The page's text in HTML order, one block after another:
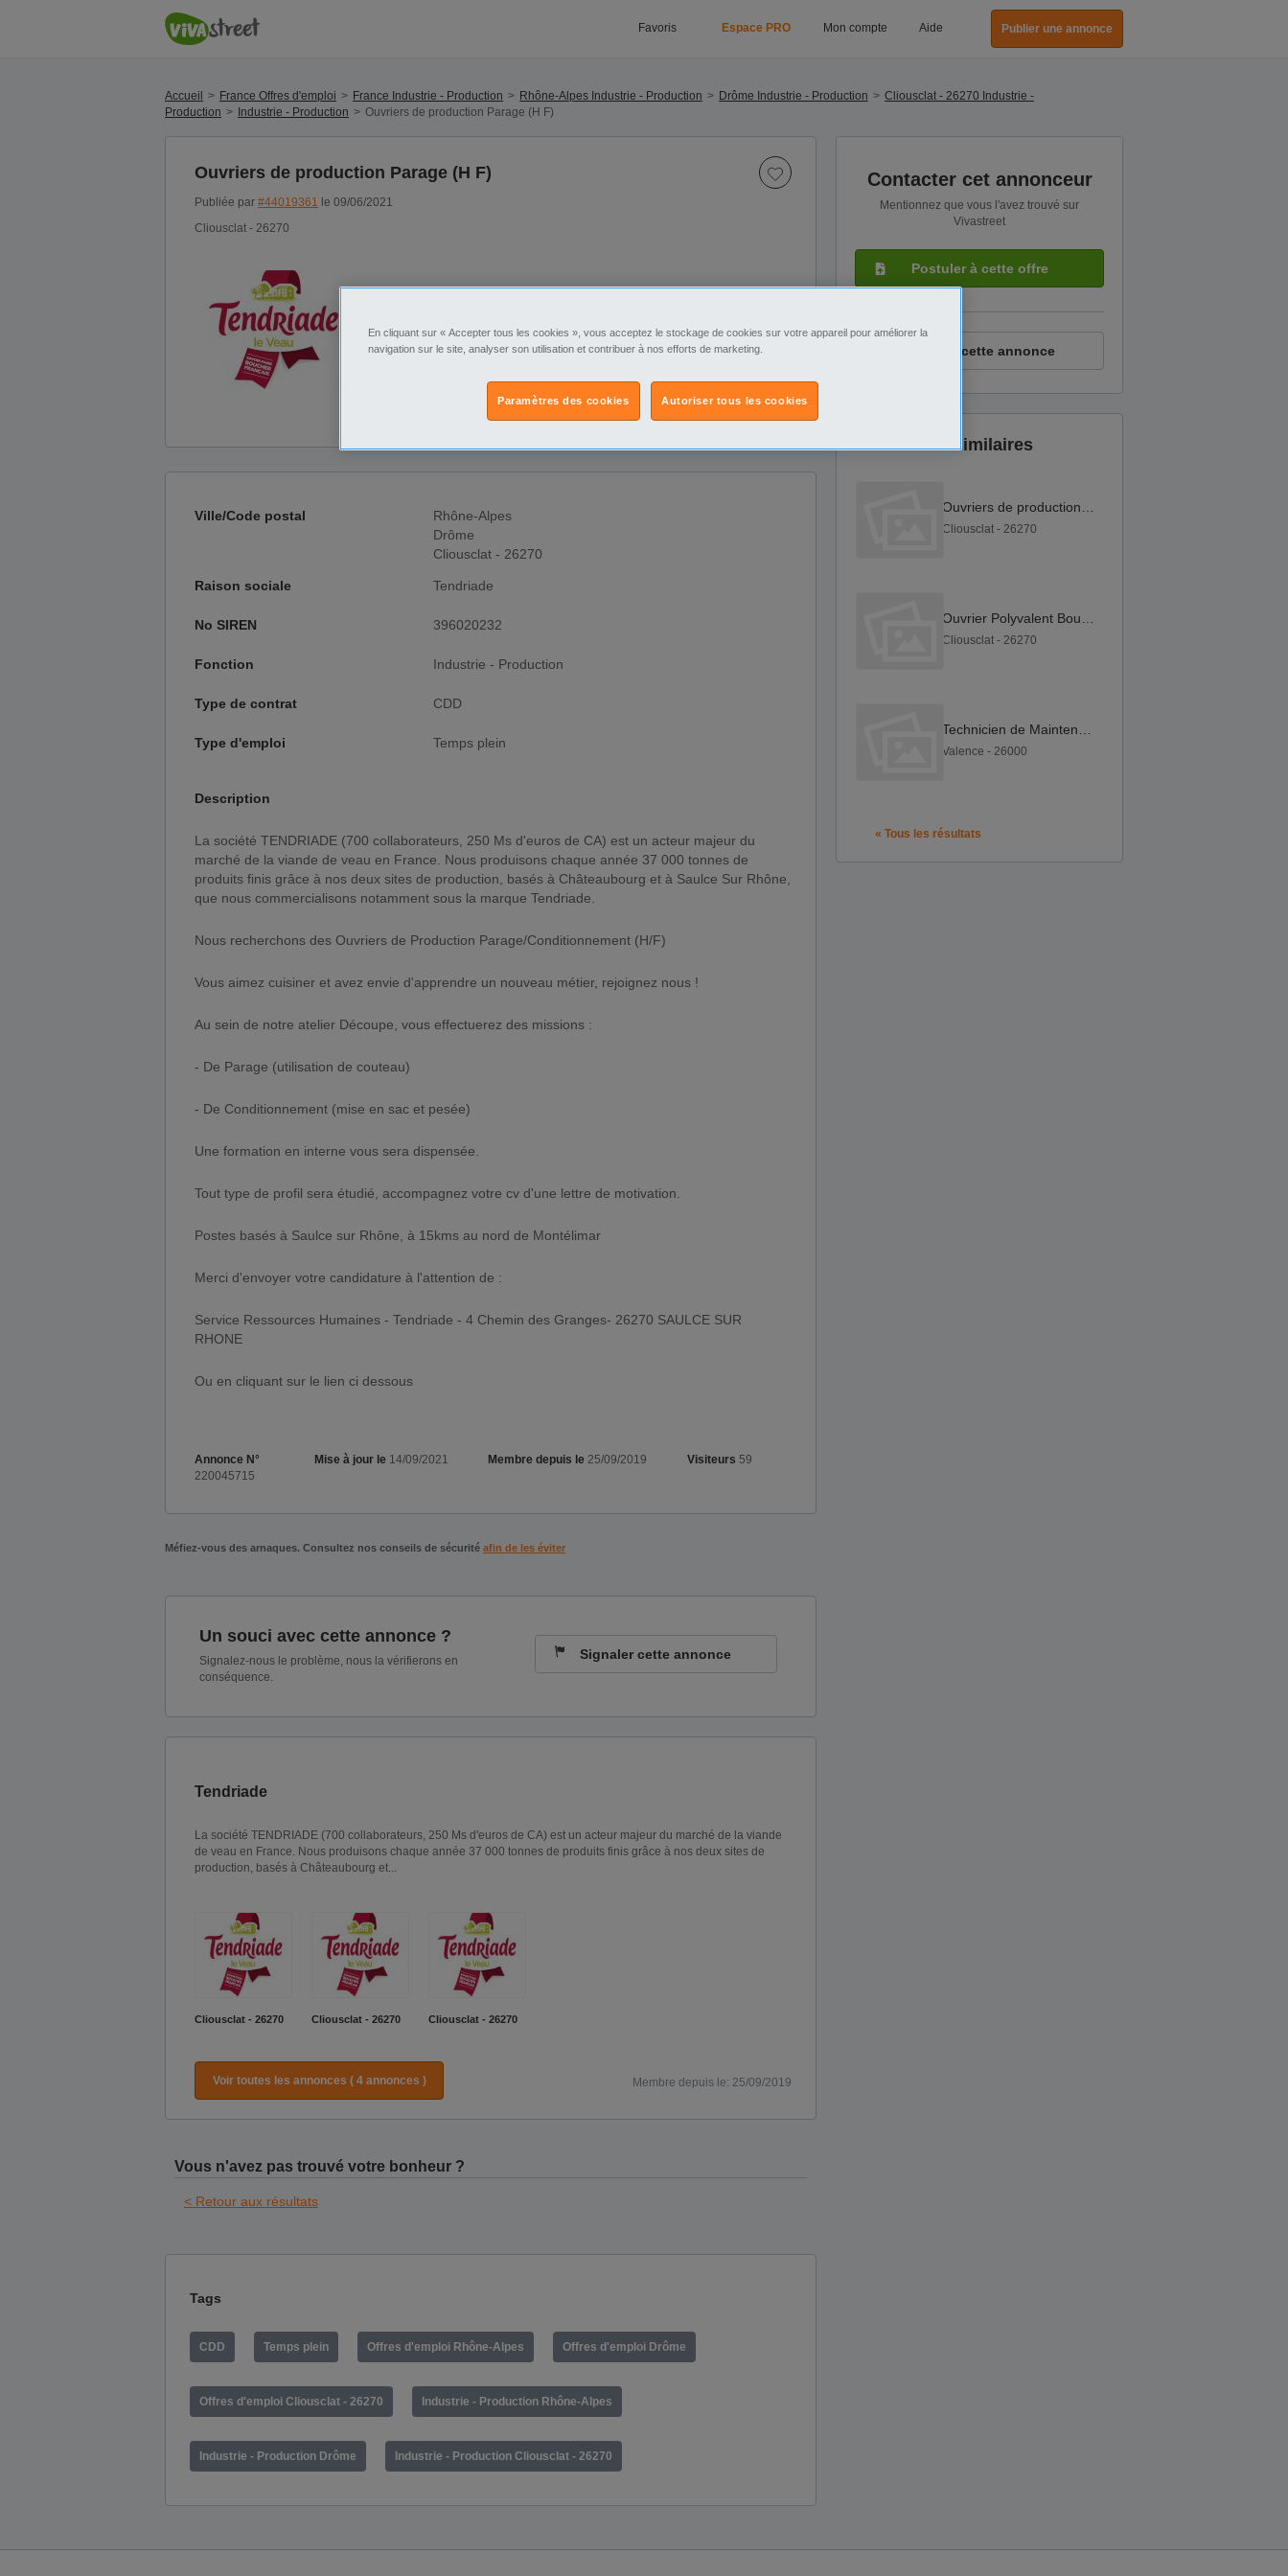
Favoris Espace PRO Mon compte Aide Publier une annonce
Accueil France Offres d'emploi France Industrie - Production Rhône-Alpes Industrie - Production Drôme Industrie - Production
Cliousclat - 26270 Industrie -
Production
Industrie - Production Ouvriers de production Parage (H F)
Ouvriers de production Parage (H F)
Publiée par #44019361 le 09/06/2021
Cliousclat - 26270
Ville/Code postal
Rhône-Alpes
Drôme
Cliousclat - 26270
Raison sociale Tendriade
No SIREN 396020232
Fonction Industrie - Production
Type de contrat CDD
Type d'emploi Temps plein
Description
La société TENDRIADE (700 collaborateurs, 250 Ms d'euros de CA) est un acteur majeur du
marché de la viande de veau en France. Nous produisons chaque année 37 000 tonnes de
produits finis grâce à nos deux sites de production, basés à Châteaubourg et à Saulce Sur Rhône,
que nous commercialisons notamment sous la marque Tendriade.
Nous recherchons des Ouvriers de Production Parage/Conditionnement (H/F)
Vous aimez cuisiner et avez envie d'apprendre un nouveau métier, rejoignez nous !
Au sein de notre atelier Découpe, vous effectuerez des missions :
- De Parage (utilisation de couteau)
- De Conditionnement (mise en sac et pesée)
Une formation en interne vous sera dispensée.
Tout type de profil sera étudié, accompagnez votre cv d'une lettre de motivation.
Postes basés à Saulce sur Rhône, à 15kms au nord de Montélimar
Merci d'envoyer votre candidature à l'attention de :
Service Ressources Humaines - Tendriade - 4 Chemin des Granges- 26270 SAULCE SUR
RHONE
Ou en cliquant sur le lien ci dessous
Annonce N°
220045715
Mise à jour le 14/09/2021 Membre depuis le 25/09/2019 Visiteurs 59
Méfiez-vous des arnaques. Consultez nos conseils de sécurité afin de les éviter
Un souci avec cette annonce ?
Signalez-nous le problème, nous la vérifierons en
conséquence.
Signaler cette annonce
Tendriade
La société TENDRIADE (700 collaborateurs, 250 Ms d'euros de CA) est un acteur majeur du marché de la viande
de veau en France. Nous produisons chaque année 37 000 tonnes de produits finis grâce à nos deux sites de
production, basés à Châteaubourg et...
Cliousclat - 26270 Cliousclat - 26270 Cliousclat - 26270
Voir toutes les annonces ( 4 annonces ) Membre depuis le: 25/09/2019
Vous n'avez pas trouvé votre bonheur ?
< Retour aux résultats
Contacter cet annonceur
Mentionnez que vous l'avez trouvé sur
Vivastreet
Postuler à cette offre
Signaler cette annonce
Annonces similaires
Cliousclat - 26270
Cliousclat - 26270
Valence - 26000
« Tous les résultats
Tags
CDD Temps plein Offres d'emploi Rhône-Alpes Offres d'emploi Drôme
Offres d'emploi Cliousclat - 26270 Industrie - Production Rhône-Alpes
Industrie - Production Drôme Industrie - Production Cliousclat - 26270
En cliquant sur « Accepter tous les cookies », vous acceptez le stockage de cookies sur votre appareil pour améliorer la
navigation sur le site, analyser son utilisation et contribuer à nos efforts de marketing.
Autoriser tous les cookies
Paramètres des cookies